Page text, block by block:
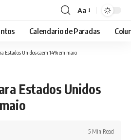
Font
Resizer
Aa
Calendario de Paradas
Estados Unidos caem 14% em maio
Estados Unidos
5 Min Read